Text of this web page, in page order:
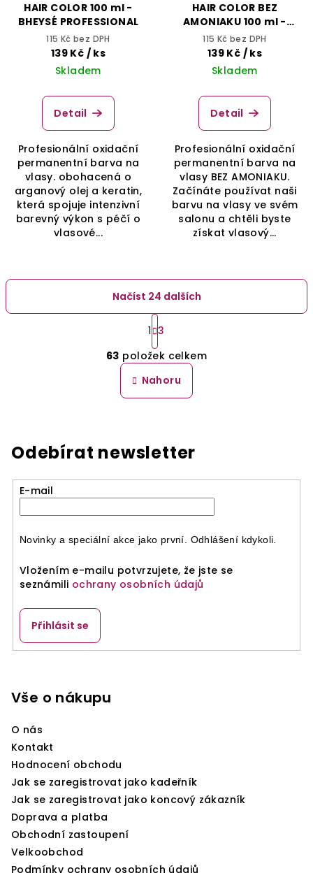
HAIR COLOR 100 ml -
BHEYSÉ PROFESSIONAL
115 Kč bez DPH
139 Kč / ks
Skladem
Detail
Profesionální oxidační
permanentní barva na
vlasy. obohacená o
arganový olej a keratin,
která spojuje intenzivní
barevný výkon s péčí o
vlasové...
HAIR COLOR BEZ
AMONIAKU 100 ml -
BHEYSÉ PROFESSIONAL
115 Kč bez DPH
139 Kč / ks
Skladem
Detail
Profesionální oxidační
permanentní barva na
vlasy BEZ AMONIAKU.
Začínáte používat naši
barvu na vlasy ve svém
salonu a chtěli byste
získat vlasový...
O
v
l
á
c
í
k
y
ý
p
Načíst 24 dalších
S
t
r
á
n
k
o
í
1 3
63 položek celkem
Nahoru
Odebírat newsletter
E-mail
Novinky a speciální akce jako první. Odhlášení kdykoli.
Vložením e-mailu potvrzujete, že jste se
seznámili ochrany osobních údajů
Přihlásit se
Vše o nákupu
O nás
Kontakt
Hodnocení obchodu
Jak se zaregistrovat jako kadeřník
Jak se zaregistrovat jako koncový zákazník
Doprava a platba
Obchodní zastoupení
Velkoobchod
Podmínky ochrany osobních údajů